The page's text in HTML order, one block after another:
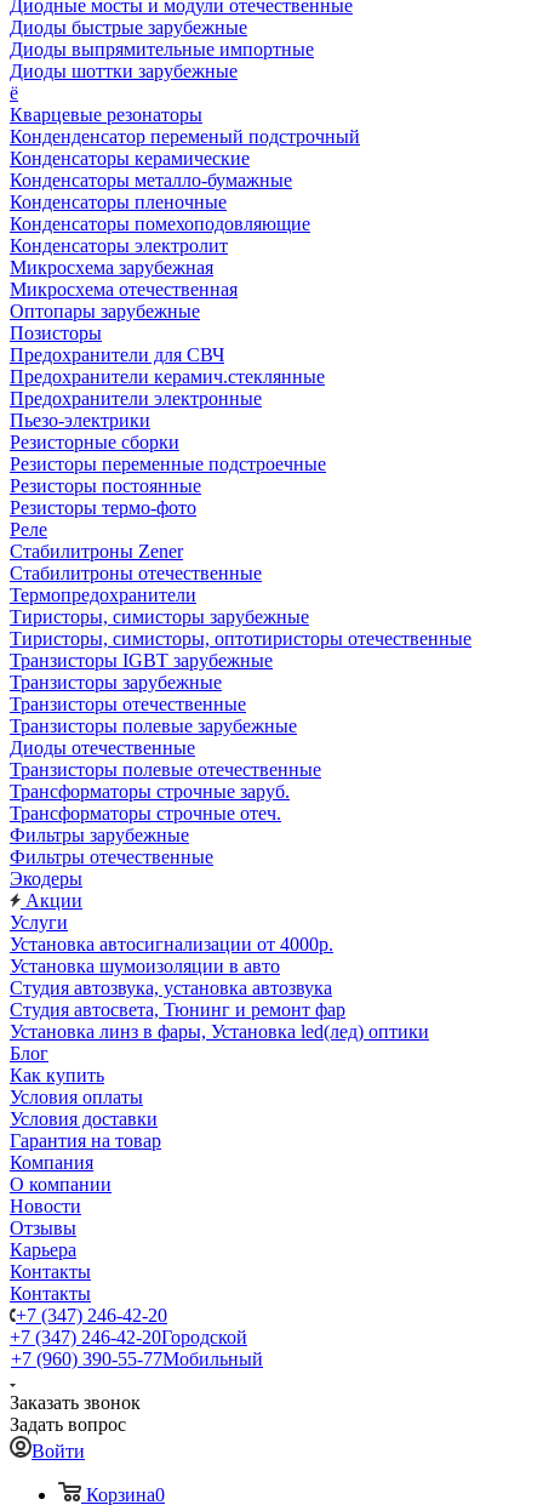
Диодные мосты и модули отечественные
Диоды быстрые зарубежные
Диоды выпрямительные импортные
Диоды шоттки зарубежные
ё
Кварцевые резонаторы
Конденденсатор переменый подстрочный
Конденсаторы керамические
Конденсаторы металло-бумажные
Конденсаторы пленочные
Конденсаторы помехоподовляющие
Конденсаторы электролит
Микросхема зарубежная
Микросхема отечественная
Оптопары зарубежные
Позисторы
Предохранители для СВЧ
Предохранители керамич.стеклянные
Предохранители электронные
Пьезо-электрики
Резисторные сборки
Резисторы переменные подстроечные
Резисторы постоянные
Резисторы термо-фото
Реле
Стабилитроны Zener
Стабилитроны отечественные
Термопредохранители
Тиристоры, симисторы зарубежные
Тиристоры, симисторы, оптотиристоры отечественные
Транзисторы IGBT зарубежные
Транзисторы зарубежные
Транзисторы отечественные
Транзисторы полевые зарубежные
Диоды отечественные
Транзисторы полевые отечественные
Трансформаторы строчные заруб.
Трансформаторы строчные отеч.
Фильтры зарубежные
Фильтры отечественные
Экодеры
Акции
Услуги
Установка автосигнализации от 4000р.
Установка шумоизоляции в авто
Студия автозвука, установка автозвука
Студия автосвета, Тюнинг и ремонт фар
Установка линз в фары, Установка led(лед) оптики
Блог
Как купить
Условия оплаты
Условия доставки
Гарантия на товар
Компания
О компании
Новости
Отзывы
Карьера
Контакты
Контакты
+7 (347) 246-42-20
+7 (347) 246-42-20Городской
+7 (960) 390-55-77Мобильный
Заказать звонок
Задать вопрос
Войти
Корзина0